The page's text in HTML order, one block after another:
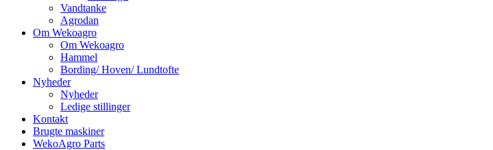
Vandtanke
Agrodan
Om Wekoagro
Om Wekoagro
Hammel
Bording/ Hoven/ Lundtofte
Nyheder
Nyheder
Ledige stillinger
Kontakt
Brugte maskiner
WekoAgro Parts